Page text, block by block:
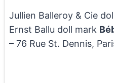
Jullien Balleroy & Cie
Ernst Ballu doll mark
– 76 Rue St. Dennis,